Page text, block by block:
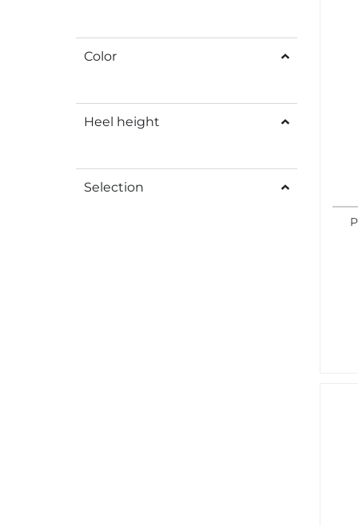
Color
Heel height
Selection